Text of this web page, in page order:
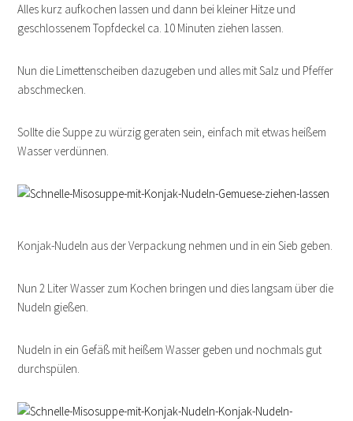
Alles kurz aufkochen lassen und dann bei kleiner Hitze und
geschlossenem Topfdeckel ca. 10 Minuten ziehen lassen.
Nun die Limettenscheiben dazugeben und alles mit Salz und Pfeffer
abschmecken.
Sollte die Suppe zu würzig geraten sein, einfach mit etwas heißem
Wasser verdünnen.
Konjak-Nudeln aus der Verpackung nehmen und in ein Sieb geben.
Nun 2 Liter Wasser zum Kochen bringen und dies langsam über die
Nudeln gießen.
Nudeln in ein Gefäß mit heißem Wasser geben und nochmals gut
durchspülen.